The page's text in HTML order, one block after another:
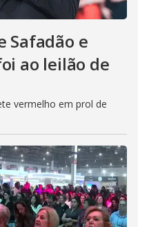
Safadão e
ao leilão de
vermelho em prol de